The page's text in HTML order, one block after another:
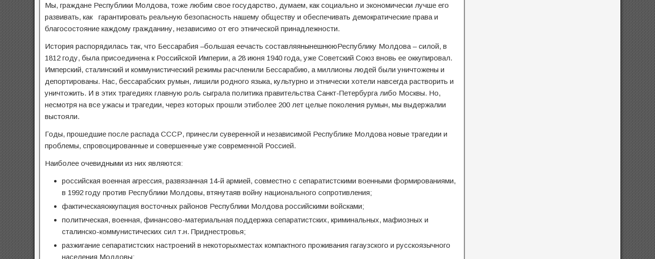
Мы, граждане Республики Молдова, тоже любим свое государство, думаем, как социально и экономически лучше его
развивать, как гарантировать реальную безопасность нашему обществу и обеспечивать демократические права и
благосостояние каждому гражданину, независимо от его этнической принадлежности.
История распорядилась так, что Бессарабия –большая еечасть составляянынешнююРеспублику Молдова – силой, в
1812 году, была присоединена к Российской Империи, а 28 июня 1940 года, уже Советский Союз вновь ее оккупировал.
Имперский, сталинский и коммунистический режимы расчленили Бессарабию, а миллионы людей были уничтожены и
депортированы. Нас, бессарабских румын, лишили родного языка, культурно и этнически хотели навсегда растворить и
уничтожить. И в этих трагедиях главную роль сыграла политика правительства Санкт-Петербурга либо Москвы. Нo,
несмотря на все ужасы и трагедии, через которых прошли этиболее 200 лет целые поколения румын, мы выдержалии
выстояли.
Годы, прошедшие после распада СССР, принесли суверенной и независимой Республике Молдова новые трагедии и
проблемы, спровоцированные и совершенные уже современной Россией.
Наиболее очевидными из них являются:
российская военная агрессия, развязанная 14-й армией, совместно с сепаратистскими военными формированиями,
в 1992 году против Республики Молдовы, втянутаяв войну национального сопротивления;
фактическаяоккупация восточных районов Республики Молдова российскими войсками;
политическая, военная, финансово-материальная поддержка сепаратистских, криминальных, мафиозных и
сталинско-коммунистических сил т.н. Приднестровья;
разжигание сепаратистских настроений в некоторыхместах компактного проживания гагаузского и русскоязычного
населения Молдовы;